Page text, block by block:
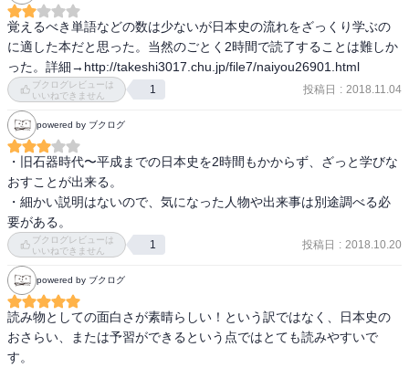
とはいえ、世界史とは違い、日本だけで完結するため分かりやす
い。これはどうしても日本史と世界史の特性の違いかな?
旧石器時代から現代までを文庫本の269ページでまとめているので、
テンポが速い。特に明治以降の部分は、政治史を中心にしてあっと
いう間に進む感じ。
2.筆者のメッセージはココか？
本書を読んで自分が一番のメッセージと感じたのは、次の部分。
天皇権威を高めようとしたことは、修史事業にもあらわれている。6
世紀にできた「帝紀」「旧辞」には誤りがあるとして、正しい歴史
書を作れと命じたのである。これはやがて「古事記」や「日本書
覚えるべき単語などの数は少ないが日本史の流れをざっくり学ぶの
に適した本だと思った。当然のごとく2時間で読了することは難しか
った。詳細→http://takeshi3017.chu.jp/file7/naiyou26901.html
ブクログレビューは
いいねできません
1 投稿日 : 2018.11.04
powered by ブクログ
・旧石器時代〜平成までの日本史を2時間もかからず、ざっと学びな
おすことが出来る。
・細かい説明はないので、気になった人物や出来事は別途調べる必
要がある。
ブクログレビューは
いいねできません
1 投稿日 : 2018.10.20
powered by ブクログ
読み物としての面白さが素晴らしい！という訳ではなく、日本史の
おさらい、または予習ができるという点ではとても読みやすいで
す。